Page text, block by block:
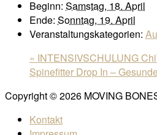
Beginn: Samstag, 18. April
Ende: Sonntag, 19. April
Veranstaltungskategorien:
« INTENSIVSCHULUNG
Spinefitter Drop In –
Copyright © 2026 MOVING
Kontakt